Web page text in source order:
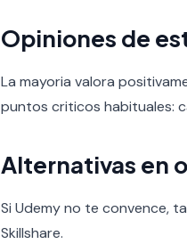
Opiniones de
La mayoria valora
puntos criticos habituales:
Alternativas en
Si Udemy no te convence,
Skillshare.